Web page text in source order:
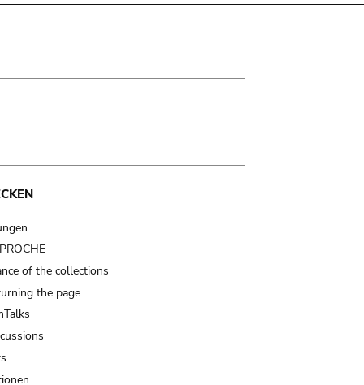
of the collections
the page…